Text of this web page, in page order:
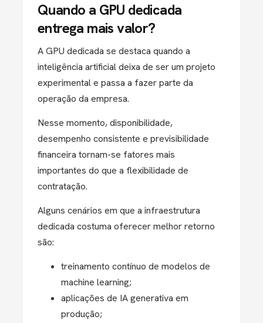
Quando a GPU dedicada
entrega mais valor?
A GPU dedicada se destaca quando a
inteligência artificial deixa de ser um projeto
experimental e passa a fazer parte da
operação da empresa.
Nesse momento, disponibilidade,
desempenho consistente e previsibilidade
financeira tornam-se fatores mais
importantes do que a flexibilidade de
contratação.
Alguns cenários em que a infraestrutura
dedicada costuma oferecer melhor retorno
são:
treinamento contínuo de modelos de
machine learning;
aplicações de IA generativa em
produção;